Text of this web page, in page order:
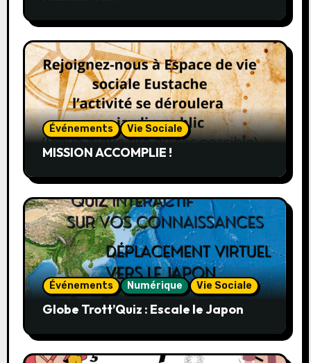
Événements Vie Sociale
MISSION ACCOMPLIE !
Événements Numérique Vie Sociale
Globe Trott’Quiz : Escale le Japon